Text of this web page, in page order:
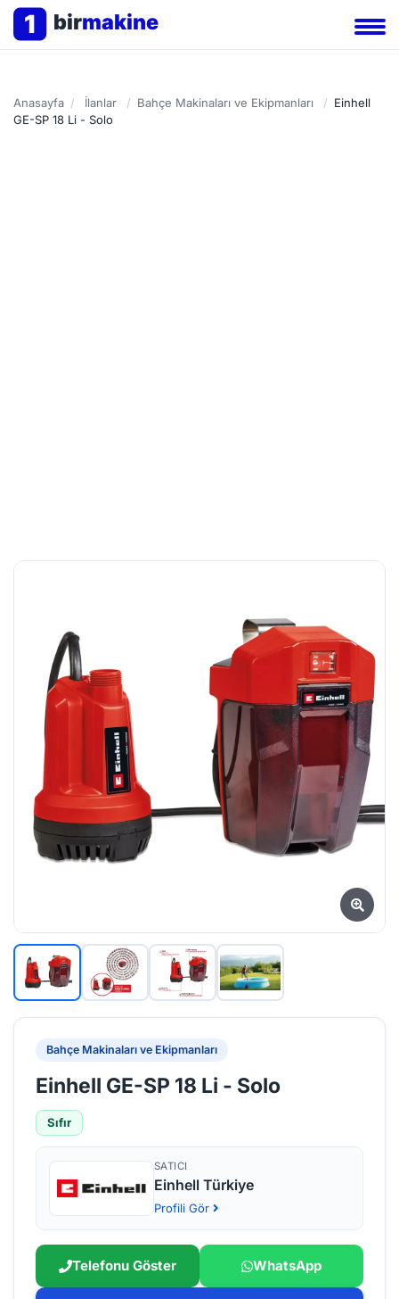
1 birmakine
Anasayfa / İlanlar / Bahçe Makinaları ve Ekipmanları / Einhell
GE-SP 18 Li - Solo
Bahçe Makinaları ve Ekipmanları
Einhell GE-SP 18 Li - Solo
Sıfır
SATICI
Einhell Türkiye
Profili Gör
Telefonu Göster WhatsApp